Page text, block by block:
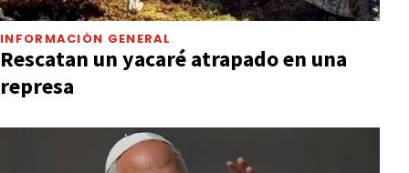
INFORMACIÓN GENERAL
Rescatan un yacaré atrapado en una
represa